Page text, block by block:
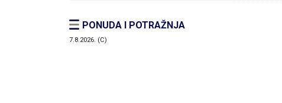
PONUDA I POTRAŽNJA
7.8.2026. (C)